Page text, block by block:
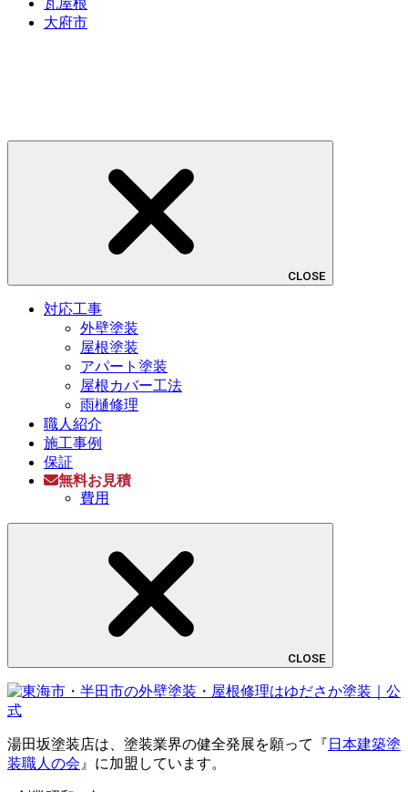
大府市
CLOSE
対応工事
外壁塗装
屋根塗装
アパート塗装
屋根カバー工法
雨樋修理
職人紹介
施工事例
保証
無料お見積
費用
CLOSE
湯田坂塗装店は、塗装業界の健全発展を願って『 日本建築塗
装職人の会 』に加盟しています。